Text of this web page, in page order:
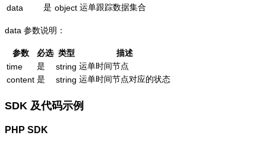
data
是 object 运单跟踪数据集合
data 参数说明：
参数 必选 类型
描述
time
是 string 运单时间节点
content 是 string 运单时间节点对应的状态
SDK 及代码示例
PHP SDK